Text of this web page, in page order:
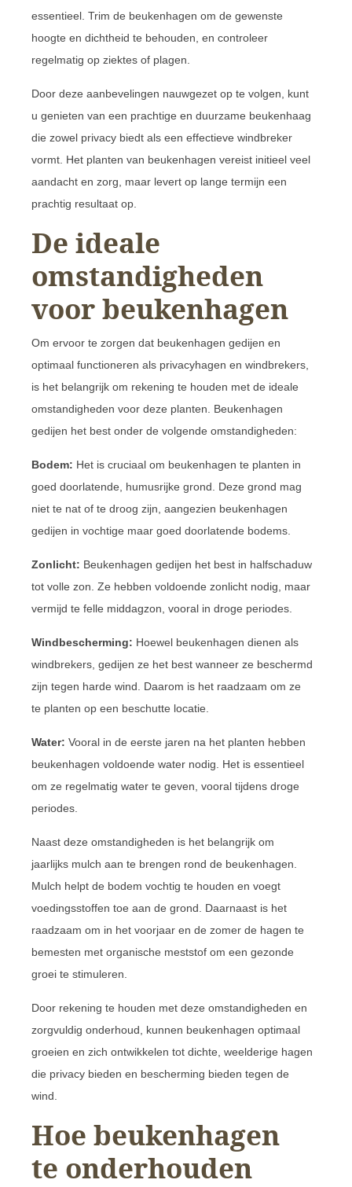
essentieel. Trim de beukenhagen om de gewenste
hoogte en dichtheid te behouden, en controleer
regelmatig op ziektes of plagen.
Door deze aanbevelingen nauwgezet op te volgen, kunt
u genieten van een prachtige en duurzame beukenhaag
die zowel privacy biedt als een effectieve windbreker
vormt. Het planten van beukenhagen vereist initieel veel
aandacht en zorg, maar levert op lange termijn een
prachtig resultaat op.
De ideale
omstandigheden
voor beukenhagen
Om ervoor te zorgen dat beukenhagen gedijen en
optimaal functioneren als privacyhagen en windbrekers,
is het belangrijk om rekening te houden met de ideale
omstandigheden voor deze planten. Beukenhagen
gedijen het best onder de volgende omstandigheden:
Bodem: Het is cruciaal om beukenhagen te planten in
goed doorlatende, humusrijke grond. Deze grond mag
niet te nat of te droog zijn, aangezien beukenhagen
gedijen in vochtige maar goed doorlatende bodems.
Zonlicht: Beukenhagen gedijen het best in halfschaduw
tot volle zon. Ze hebben voldoende zonlicht nodig, maar
vermijd te felle middagzon, vooral in droge periodes.
Windbescherming: Hoewel beukenhagen dienen als
windbrekers, gedijen ze het best wanneer ze beschermd
zijn tegen harde wind. Daarom is het raadzaam om ze
te planten op een beschutte locatie.
Water: Vooral in de eerste jaren na het planten hebben
beukenhagen voldoende water nodig. Het is essentieel
om ze regelmatig water te geven, vooral tijdens droge
periodes.
Naast deze omstandigheden is het belangrijk om
jaarlijks mulch aan te brengen rond de beukenhagen.
Mulch helpt de bodem vochtig te houden en voegt
voedingsstoffen toe aan de grond. Daarnaast is het
raadzaam om in het voorjaar en de zomer de hagen te
bemesten met organische meststof om een gezonde
groei te stimuleren.
Door rekening te houden met deze omstandigheden en
zorgvuldig onderhoud, kunnen beukenhagen optimaal
groeien en zich ontwikkelen tot dichte, weelderige hagen
die privacy bieden en bescherming bieden tegen de
wind.
Hoe beukenhagen
te onderhouden